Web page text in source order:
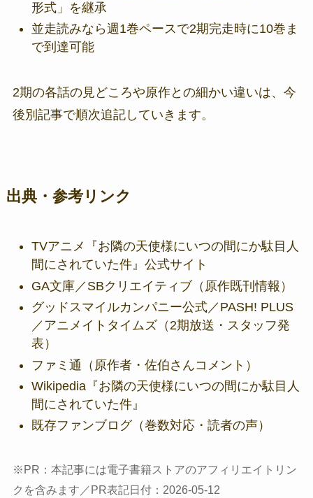
形式」を継承
並走読みなら週1巻ペースで2期完走時に10巻ま
で到達可能
2期の各話の見どころや原作との細かい違いは、今
後別記事で順次追記していきます。
出典・参考リンク
TVアニメ『お隣の天使様にいつの間にか駄目人
間にされていた件』公式サイト
GA文庫／SBクリエイティブ（原作既刊情報）
グッドスマイルカンパニー公式／PASH! PLUS
／アニメイトタイムズ（2期放送・スタッフ発
表）
ファミ通（原作者・佐伯さんコメント）
Wikipedia『お隣の天使様にいつの間にか駄目人
間にされていた件』
既存ファンブログ（巻数対応・読者の声）
※PR：本記事には電子書籍ストアのアフィリエイトリン
クを含みます／PR表記日付：2026-05-12